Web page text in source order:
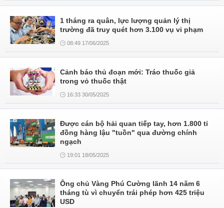
1 tháng ra quân, lực lượng quản lý thị
trường đã truy quét hơn 3.100 vụ vi phạm
08:49 17/06/2025
Cảnh báo thủ đoạn mới: Tráo thuốc giả
trong vỏ thuốc thật
16:33 30/05/2025
Được cán bộ hải quan tiếp tay, hơn 1.800 tỉ
đồng hàng lậu "tuồn" qua đường chính
ngạch
19:01 18/05/2025
Ông chủ Vàng Phú Cường lãnh 14 năm 6
tháng tù vì chuyển trái phép hơn 425 triệu
USD